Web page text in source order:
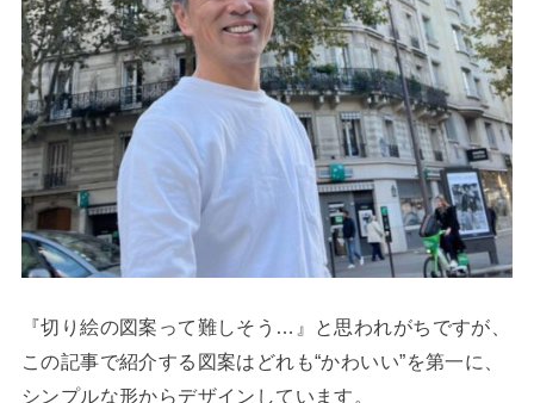
『切り絵の図案って難しそう…』と思われがちですが、
この記事で紹介する図案はどれも“かわいい”を第一に、
シンプルな形からデザインしています。